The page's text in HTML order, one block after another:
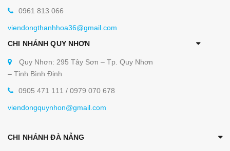
0961 813 066
viendongthanhhoa36@gmail.com
CHI NHÁNH QUY NHƠN
Quy Nhơn: 295 Tây Sơn – Tp. Quy Nhơn
– Tỉnh Bình Định
0905 471 111 / 0979 070 678
viendongquynhon@gmail.com
CHI NHÁNH ĐÀ NẴNG